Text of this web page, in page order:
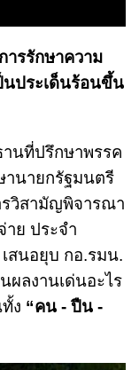
ารรักษาความ
นประเด็นร้อนขึ้น
นที่ปรึกษาพรรค
านายกรัฐมนตรี
วิสามัญพิจารณา
ย ประจำ
สนอยุบ กอ.รมน.
ผลงานเด่นอะไร
ง “คน - ปืน -